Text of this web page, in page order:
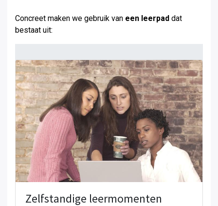
Concreet maken we gebruik van een leerpad dat
bestaat uit:
Zelfstandige leermomenten